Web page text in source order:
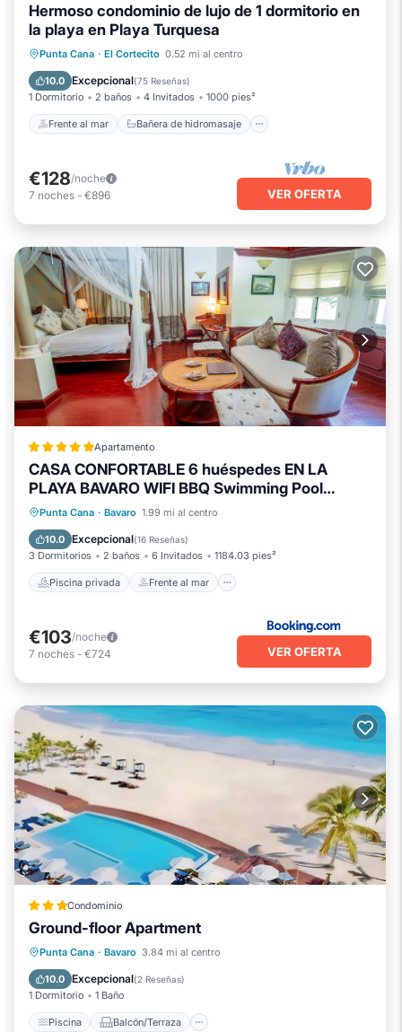
Hermoso condominio de lujo de 1 dormitorio en
la playa en Playa Turquesa
Punta Cana · El Cortecito 0.52 mi al centro
10.0 Excepcional(75 Reseñas)
1 Dormitorio 2 baños 4 Invitados 1000 pies²
Frente al mar Bañera de hidromasaje
Frente al mar
Bañera de hidromasaje
Piscina
Vista al mar
€128/noche
7 noches - €896 VER OFERTA
Apartamento
CASA CONFORTABLE 6 huéspedes EN LA
PLAYA BAVARO WIFI BBQ Swimming Pool
PARKING
Punta Cana · Bavaro 1.99 mi al centro
10.0 Excepcional(16 Reseñas)
3 Dormitorios 2 baños 6 Invitados 1184.03 pies²
Piscina privada Frente al mar
Piscina privada
Frente al mar
Bañera de hidromasaje
€103/noche
7 noches - €724 VER OFERTA
Condominio
Ground-floor Apartment
Punta Cana · Bavaro 3.84 mi al centro
10.0 Excepcional(2 Reseñas)
1 Dormitorio 1 Baño
Piscina Balcón/Terraza
Piscina
Balcón/Terraza
Se admiten mascotas